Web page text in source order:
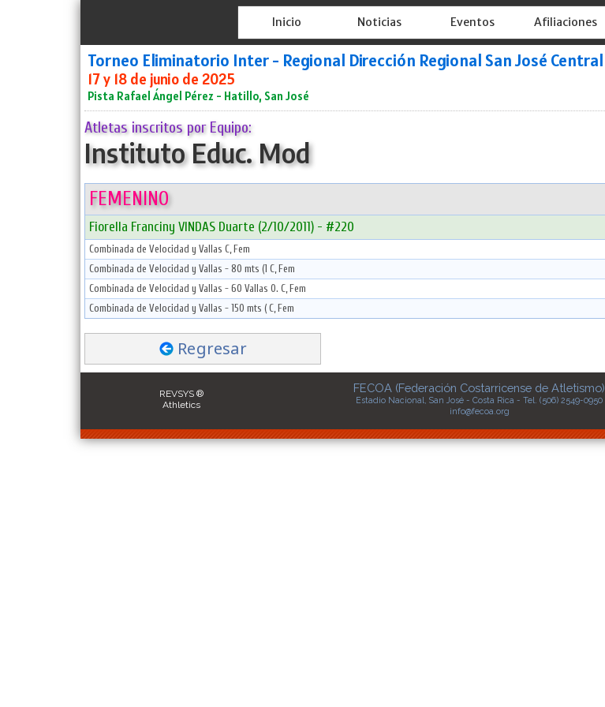
Inicio Noticias Eventos Afiliaciones
Torneo Eliminatorio Inter - Regional Dirección Regional San José Central
17 y 18 de junio de 2025
Pista Rafael Ángel Pérez - Hatillo, San José
Atletas inscritos por Equipo:
Instituto Educ. Mod
FEMENINO
Fiorella Franciny VINDAS Duarte (2/10/2011) - #220
Combinada de Velocidad y Vallas C, Fem
Combinada de Velocidad y Vallas - 80 mts (1 C, Fem
Combinada de Velocidad y Vallas - 60 Vallas 0. C, Fem
Combinada de Velocidad y Vallas - 150 mts ( C, Fem
Regresar
REVSYS ®
Athletics
FECOA (Federación Costarricense de Atletismo)
Estadio Nacional, San José - Costa Rica - Tel. (506) 2549-0950
info@fecoa.org